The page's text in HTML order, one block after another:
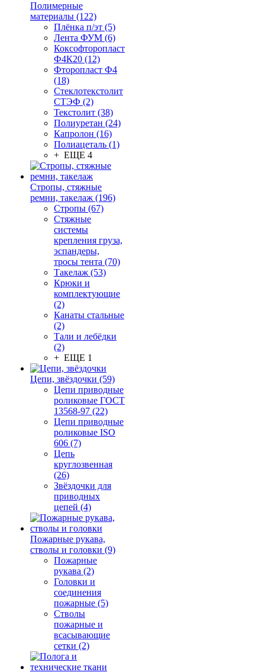
Полимерные
материалы (122)
Плёнка п/эт (5)
Лента ФУМ (6)
Коксофторопласт
Ф4К20 (12)
Фторопласт Ф4
(18)
Стеклотекстолит
СТЭФ (2)
Текстолит (38)
Полиуретан (24)
Капролон (16)
Полиацеталь (1)
+ ЕЩЕ 4
Стропы, стяжные
ремни, такелаж (196)
Стропы (67)
Стяжные
системы
крепления груза,
эспандеры,
тросы тента (70)
Такелаж (53)
Крюки и
комплектующие
(2)
Канаты стальные
(2)
Тали и лебёдки
(2)
+ ЕЩЕ 1
Цепи, звёздочки (59)
Цепи приводные
роликовые ГОСТ
13568-97 (22)
Цепи приводные
роликовые ISO
606 (7)
Цепь
круглозвенная
(26)
Звёздочки для
приводных
цепей (4)
Пожарные рукава,
стволы и головки (9)
Пожарные
рукава (2)
Головки и
соединения
пожарные (5)
Стволы
пожарные и
всасывающие
сетки (2)